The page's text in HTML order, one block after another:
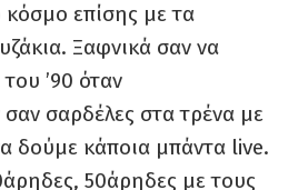
επίσης με τα
Ξαφνικά σαν να
’90 όταν
σαρδέλες στα τρένα με
δούμε κάποια μπάντα live.
50άρηδες με τους